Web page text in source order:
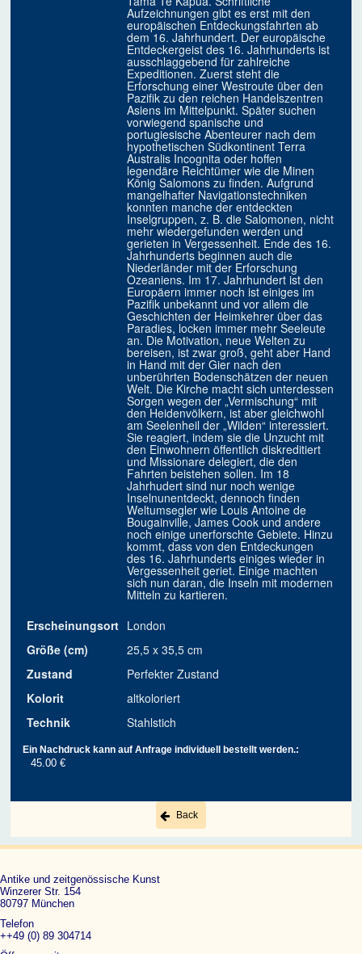
Aufzeichnungen gibt es erst mit den
europäischen Entdeckungsfahrten ab
dem 16. Jahrhundert. Der europäische
Entdeckergeist des 16. Jahrhunderts ist
ausschlaggebend für zahlreiche
Expeditionen. Zuerst steht die
Erforschung einer Westroute über den
Pazifik zu den reichen Handelszentren
Asiens im Mittelpunkt. Später suchen
vorwiegend spanische und
portugiesische Abenteurer nach dem
hypothetischen Südkontinent Terra
Australis Incognita oder hoffen
legendäre Reichtümer wie die Minen
König Salomons zu finden. Aufgrund
mangelhafter Navigationstechniken
konnten manche der entdeckten
Inselgruppen, z. B. die Salomonen, nicht
mehr wiedergefunden werden und
gerieten in Vergessenheit. Ende des 16.
Jahrhunderts beginnen auch die
Niederländer mit der Erforschung
Ozeaniens. Im 17. Jahrhundert ist den
Europäern immer noch ist einiges im
Pazifik unbekannt und vor allem die
Geschichten der Heimkehrer über das
Paradies, locken immer mehr Seeleute
an. Die Motivation, neue Welten zu
bereisen, ist zwar groß, geht aber Hand
in Hand mit der Gier nach den
unberührten Bodenschätzen der neuen
Welt. Die Kirche macht sich unterdessen
Sorgen wegen der „Vermischung“ mit
den Heidenvölkern, ist aber gleichwohl
am Seelenheil der „Wilden“ interessiert.
Sie reagiert, indem sie die Unzucht mit
den Einwohnern öffentlich diskreditiert
und Missionare delegiert, die den
Fahrten beistehen sollen. Im 18
Jahrhudert sind nur noch wenige
Inselnunentdeckt, dennoch finden
Weltumsegler wie Louis Antoine de
Bougainville, James Cook und andere
noch einige unerforschte Gebiete. Hinzu
kommt, dass von den Entdeckungen
des 16. Jahrhunderts einiges wieder in
Vergessenheit geriet. Einige machten
sich nun daran, die Inseln mit modernen
Mitteln zu kartieren.
Erscheinungsort London
Größe (cm)
25,5 x 35,5 cm
Zustand
Perfekter Zustand
Kolorit
altkoloriert
Technik
Stahlstich
Ein Nachdruck kann auf Anfrage individuell bestellt werden.:
45.00 €
Back
Antike und zeitgenössische Kunst
Winzerer Str. 154
80797 München
Telefon
++49 (0) 89 304714